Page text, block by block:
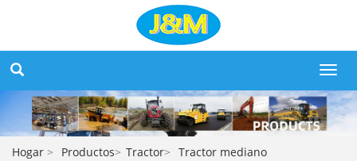
Hogar > Productos> Tractor> Tractor mediano